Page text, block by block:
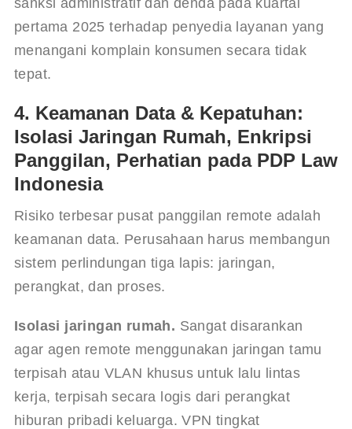
pertama 2025 terhadap penyedia layanan yang
menangani komplain konsumen secara tidak
tepat.
4. Keamanan Data & Kepatuhan:
Isolasi Jaringan Rumah, Enkripsi
Panggilan, Perhatian pada PDP Law
Indonesia
Risiko terbesar pusat panggilan remote adalah
keamanan data. Perusahaan harus membangun
sistem perlindungan tiga lapis: jaringan,
perangkat, dan proses.
Isolasi jaringan rumah. Sangat disarankan
agar agen remote menggunakan jaringan tamu
terpisah atau VLAN khusus untuk lalu lintas
kerja, terpisah secara logis dari perangkat
hiburan pribadi keluarga. VPN tingkat